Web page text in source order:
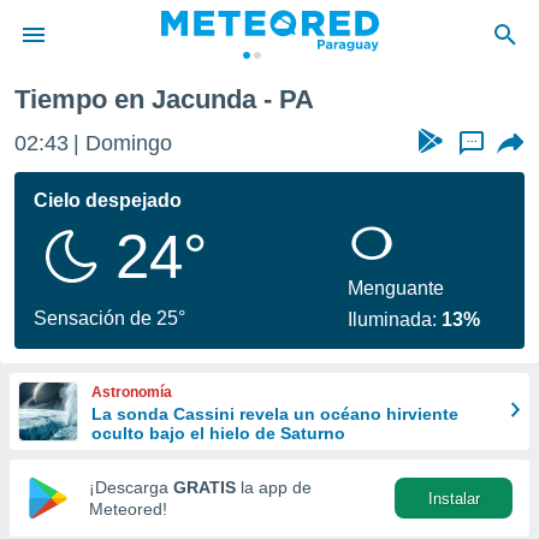
de
ha
calidad.
a este
las
y
forma
digital
basada
Tiempo en Jacunda - PA
02:43 Domingo ...
Cielo despejado
24°
Sensación de 25°
Menguante
Iluminada: 13%
Astronomía
La sonda Cassini revela un océano hirviente
oculto bajo el hielo de Saturno
¡Descarga GRATIS la app de
Meteored!
Instalar